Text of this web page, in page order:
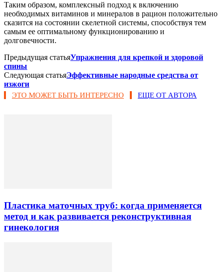
Таким образом, комплексный подход к включению
необходимых витаминов и минералов в рацион положительно
сказится на состоянии скелетной системы, способствуя тем
самым ее оптимальному функционированию и
долговечности.
Предыдущая статьяУпражнения для крепкой и здоровой
спины
Следующая статьяЭффективные народные средства от
изжоги
ЭТО МОЖЕТ БЫТЬ ИНТЕРЕСНО ЕЩЕ ОТ АВТОРА
Пластика маточных труб: когда применяется
метод и как развивается реконструктивная
гинекология